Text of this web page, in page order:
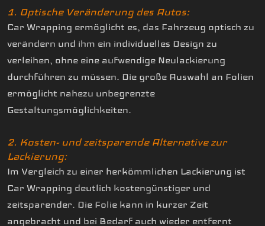
1. Optische Veränderung des Autos:
Car Wrapping ermöglicht es, das Fahrzeug optisch zu
verändern und ihm ein individuelles Design zu
verleihen, ohne eine aufwendige Neulackierung
durchführen zu müssen. Die große Auswahl an Folien
ermöglicht nahezu unbegrenzte
Gestaltungsmöglichkeiten.
2. Kosten- und zeitsparende Alternative zur
Lackierung:
Im Vergleich zu einer herkömmlichen Lackierung ist
Car Wrapping deutlich kostengünstiger und
zeitsparender. Die Folie kann in kurzer Zeit
angebracht und bei Bedarf auch wieder entfernt